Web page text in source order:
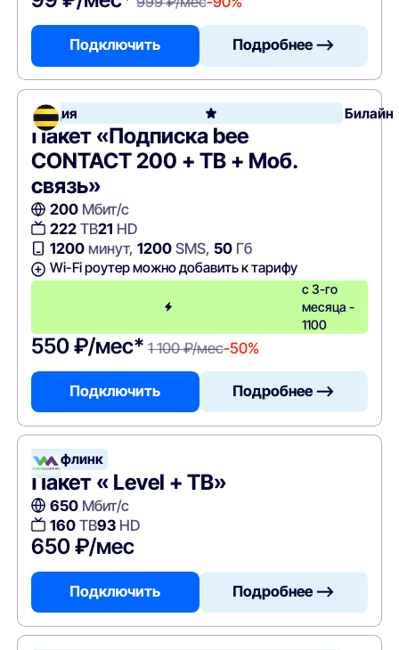
Подключить Подробнее —>
Акция Билайн
Пакет «Подписка bee
CONTACT 200 + ТВ + Моб.
связь»
200Мбит/с
222ТВ21 HD
1200минут, 1200SMS, 50Гб
Wi-Fi роутер можно добавить к тарифу
с 3-го
месяца -
1100
550 ₽/мес* 1 100 ₽/мес-50%
Подключить Подробнее —>
Лайфлинк
Пакет « Level + ТВ»
650Мбит/с
160ТВ93HD
650 ₽/мес
Подключить Подробнее —>